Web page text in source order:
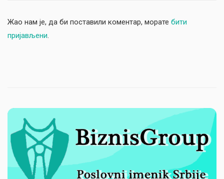
Жао нам је, да би поставили коментар, морате бити
пријављени.